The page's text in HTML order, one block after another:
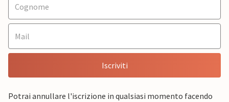
Iscriviti
Potrai annullare l'iscrizione in qualsiasi momento facendo